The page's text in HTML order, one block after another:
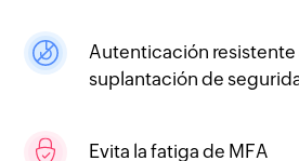
Autenticación resistente
suplantación de
Evita la fatiga de MFA